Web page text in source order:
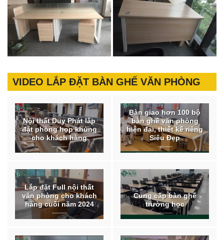
VIDEO LẮP ĐẶT BÀN GHẾ VĂN PHÒNG
Nội thất Duy Phát lắp
đặt phòng họp khủng
cho khách hàng
Bàn giao hơn 100 bộ
bàn ghế văn phòng
hiện đại, thiết kế riêng
Siêu Đẹp
Lắp đặt Full nội thất
văn phòng cho khách
hàng cuối năm 2024
Cung cấp bàn ghế
trường học